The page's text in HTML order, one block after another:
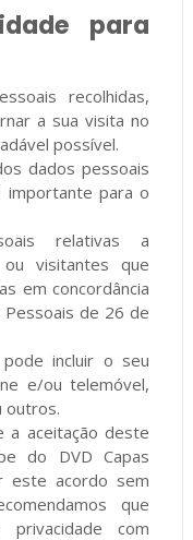
para
recolhidas,
a sua visita no
possível.
dados pessoais
para o
relativas a
ou visitantes que
em concordância
de 26 de
incluir o seu
e/ou telemóvel,
outros.
a aceitação deste
do DVD Capas
este acordo sem
que
com